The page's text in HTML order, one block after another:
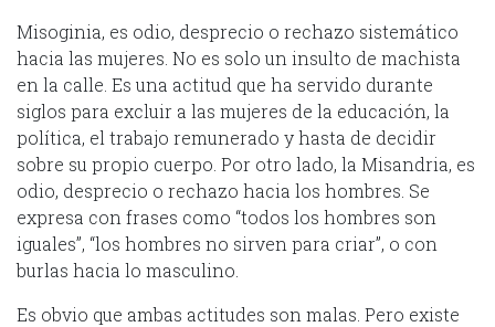
Misoginia, es odio, desprecio o rechazo sistemático
hacia las mujeres. No es solo un insulto de machista
en la calle. Es una actitud que ha servido durante
siglos para excluir a las mujeres de la educación, la
política, el trabajo remunerado y hasta de decidir
sobre su propio cuerpo. Por otro lado, la Misandria, es
odio, desprecio o rechazo hacia los hombres. Se
expresa con frases como “todos los hombres son
iguales”, “los hombres no sirven para criar”, o con
burlas hacia lo masculino.
Es obvio que ambas actitudes son malas. Pero existe